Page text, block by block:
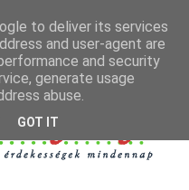
to deliver its services
and user-agent are
and security
generate usage
abuse.
GOT IT